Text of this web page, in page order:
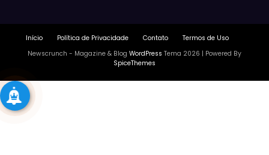
Início Política de Privacidade Contato
Termos de Uso
Newscrunch - Magazine & Blog WordPress Tema 2026 | Powered By
SpiceThemes